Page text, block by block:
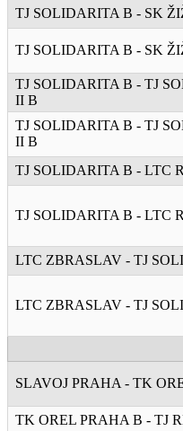
TJ SOLIDARITA B - SK
TJ SOLIDARITA B - SK
TJ SOLIDARITA B - TJ
II B
TJ SOLIDARITA B - TJ
II B
TJ SOLIDARITA B - LTC
TJ SOLIDARITA B - LTC
LTC ZBRASLAV - TJ
LTC ZBRASLAV - TJ
SLAVOJ PRAHA - TK
TK OREL PRAHA B - TJ